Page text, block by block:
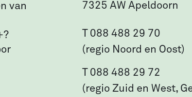
van
7325 AW Apeldoorn
T 088 488 29 70
(regio Noord en Oost)
T 088 488 29 72
(regio Zuid en West,